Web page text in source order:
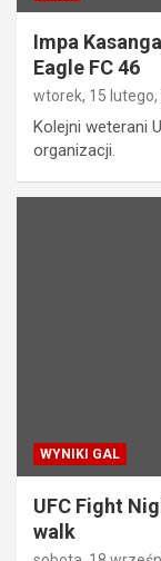
Impa
Eagle FC 46
wtorek, 15 lutego,
Kolejni weterani
organizacji.
WYNIKI GAL
UFC Fight
walk